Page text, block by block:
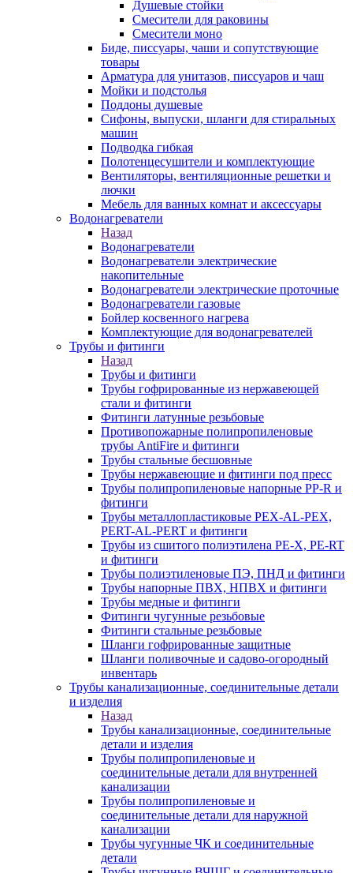
Душевые стойки
Смесители для раковины
Смесители моно
Биде, писсуары, чаши и сопутствующие
товары
Арматура для унитазов, писсуаров и чаш
Мойки и подстолья
Поддоны душевые
Сифоны, выпуски, шланги для стиральных
машин
Подводка гибкая
Полотенцесушители и комплектующие
Вентиляторы, вентиляционные решетки и
лючки
Мебель для ванных комнат и аксессуары
Водонагреватели
Назад
Водонагреватели
Водонагреватели электрические
накопительные
Водонагреватели электрические проточные
Водонагреватели газовые
Бойлер косвенного нагрева
Комплектующие для водонагревателей
Трубы и фитинги
Назад
Трубы и фитинги
Трубы гофрированные из нержавеющей
стали и фитинги
Фитинги латунные резьбовые
Противопожарные полипропиленовые
трубы AntiFire и фитинги
Трубы стальные бесшовные
Трубы нержавеющие и фитинги под пресс
Трубы полипропиленовые напорные PP-R и
фитинги
Трубы металлопластиковые PEX-AL-PEX,
PERT-AL-PERT и фитинги
Трубы из сшитого полиэтилена PE-X, PE-RT
и фитинги
Трубы полиэтиленовые ПЭ, ПНД и фитинги
Трубы напорные ПВХ, НПВХ и фитинги
Трубы медные и фитинги
Фитинги чугунные резьбовые
Фитинги стальные резьбовые
Шланги гофрированные защитные
Шланги поливочные и садово-огородный
инвентарь
Трубы канализационные, соединительные детали
и изделия
Назад
Трубы канализационные, соединительные
детали и изделия
Трубы полипропиленовые и
соединительные детали для внутренней
канализации
Трубы полипропиленовые и
соединительные детали для наружной
канализации
Трубы чугунные ЧК и соединительные
детали